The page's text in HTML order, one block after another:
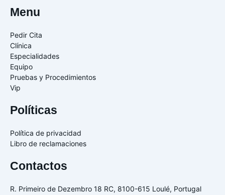
n
-
f
a
c
e
b
o
o
s
t
a
r
m
-
Menu
Pedir Cita
Clínica
Especialidades
Equipo
Pruebas y Procedimientos
Vip
Políticas
Política de privacidad
Libro de reclamaciones
Contactos
R. Primeiro de Dezembro 18 RC, 8100-615 Loulé, Portugal